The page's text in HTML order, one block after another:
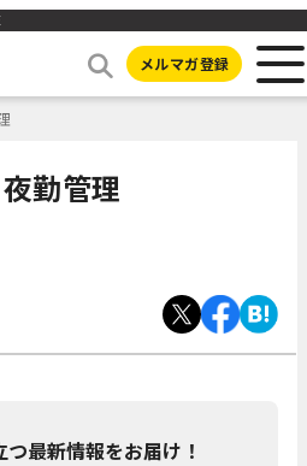
メルマガ登録
勤管理
最新情報をお届け！